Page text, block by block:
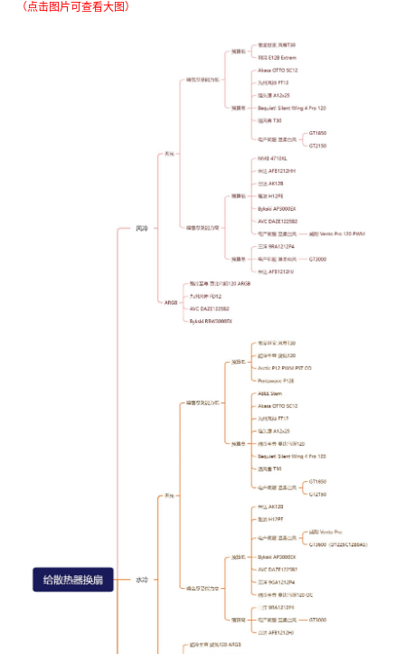
（点击图片可查看大图）